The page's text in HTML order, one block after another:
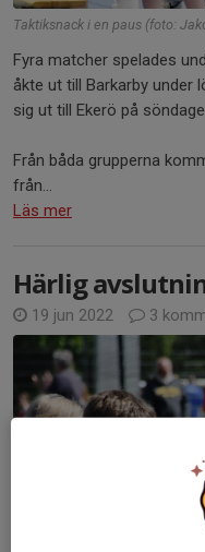
Taktiksnack i en paus (foto:
Fyra matcher spelades
åkte ut till Barkarby under
sig ut till Ekerö på
Från båda grupperna
från...
Läs mer
Härlig
19 jun 2022 3